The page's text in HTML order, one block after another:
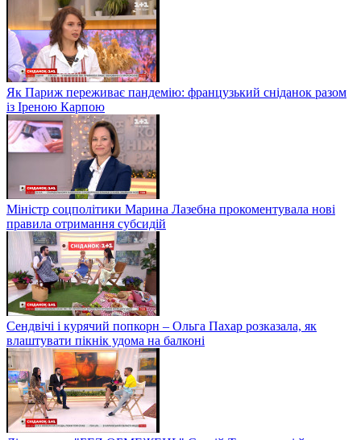
Як Париж переживає пандемію: французький сніданок разом
із Іреною Карпою
Міністр соцполітики Марина Лазебна прокоментувала нові
правила отримання субсидій
Сендвічі і курячий попкорн – Ольга Пахар розказала, як
влаштувати пікнік удома на балконі